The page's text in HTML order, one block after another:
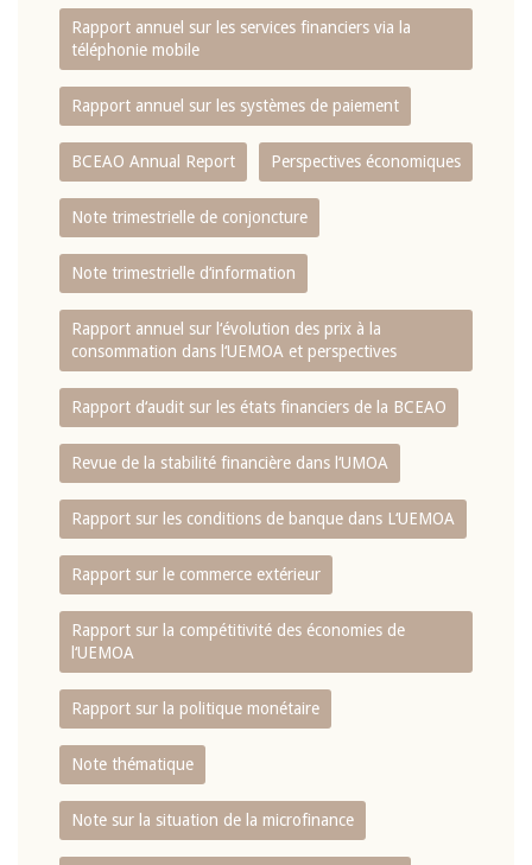
Rapport annuel sur les services financiers via la
téléphonie mobile
Rapport annuel sur les systèmes de paiement
BCEAO Annual Report Perspectives économiques
Note trimestrielle de conjoncture
Note trimestrielle d‘information
Rapport annuel sur l‘évolution des prix à la
consommation dans l‘UEMOA et perspectives
Rapport d‘audit sur les états financiers de la BCEAO
Revue de la stabilité financière dans l‘UMOA
Rapport sur les conditions de banque dans L‘UEMOA
Rapport sur le commerce extérieur
Rapport sur la compétitivité des économies de
l‘UEMOA
Rapport sur la politique monétaire
Note thématique
Note sur la situation de la microfinance